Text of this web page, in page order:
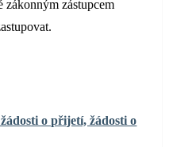
zákonným zástupcem
o přijetí, žádosti o